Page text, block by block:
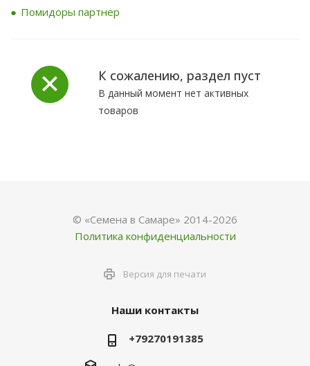
Помидоры партнер
К сожалению, раздел пуст
В данный момент нет активных
товаров
© «Семена в Самаре» 2014-2026
Политика конфиденциальности
Версия для печати
Наши контакты
+79270191385